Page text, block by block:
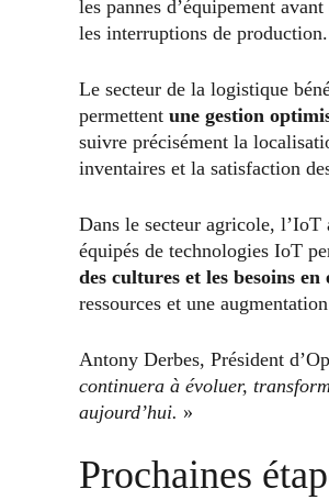
les pannes d’équipement
les interruptions de production.
Le secteur de la logistique
permettent une gestion
suivre précisément la
inventaires et la satisfaction
Dans le secteur agricole,
équipés de technologies IoT
des cultures et les besoins en
ressources et une
Antony Derbes, Président
continuera à évoluer,
aujourd’hui. »
Prochaines